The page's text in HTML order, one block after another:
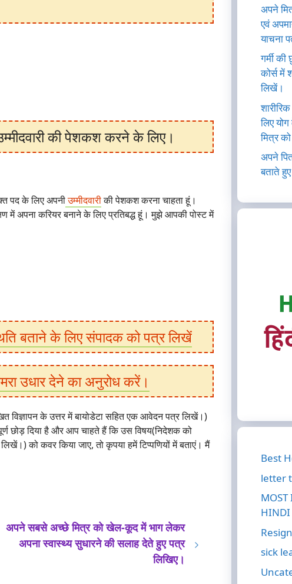
की पेशकश करने के लिए।
पद के लिए अपनीउम्मीदवारीकी पेशकश करना चाहता हूं।
में अपना करियर बनाने के लिए प्रतिबद्ध हूं। मुझे आपकी पोस्ट में
बताने के लिए संपादक को पत्र लिखें
उधार देने का अनुरोध करें।
विज्ञापन के उत्तर में बायोडेटा सहित एक आवेदन पत्र लिखें।)
छोड़ दिया है और आप चाहते हैं कि उस विषय(निदेशक को
को कवर किया जाए, तो कृपया हमें टिप्पणियों में बताएं। मैं
अपने सबसे अच्छे मित्र को खेल-कूद में भाग लेकर
अपना स्वास्थ्य सुधारने की सलाह देते हुए पत्र
लिखिए।
अपने
एवं
याचना
गर्मी की
कोर्स में
लिखें।
लिए
मित्र
अपने
बताते
Best
letter
MOST
HINDI
sick